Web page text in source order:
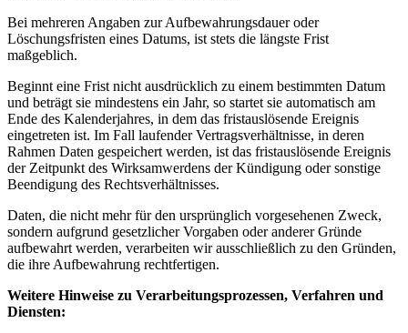
Bei mehreren Angaben zur Aufbewahrungsdauer oder
Löschungsfristen eines Datums, ist stets die längste Frist
maßgeblich.
Beginnt eine Frist nicht ausdrücklich zu einem bestimmten Datum
und beträgt sie mindestens ein Jahr, so startet sie automatisch am
Ende des Kalenderjahres, in dem das fristauslösende Ereignis
eingetreten ist. Im Fall laufender Vertragsverhältnisse, in deren
Rahmen Daten gespeichert werden, ist das fristauslösende Ereignis
der Zeitpunkt des Wirksamwerdens der Kündigung oder sonstige
Beendigung des Rechtsverhältnisses.
Daten, die nicht mehr für den ursprünglich vorgesehenen Zweck,
sondern aufgrund gesetzlicher Vorgaben oder anderer Gründe
aufbewahrt werden, verarbeiten wir ausschließlich zu den Gründen,
die ihre Aufbewahrung rechtfertigen.
Weitere Hinweise zu Verarbeitungsprozessen, Verfahren und
Diensten: